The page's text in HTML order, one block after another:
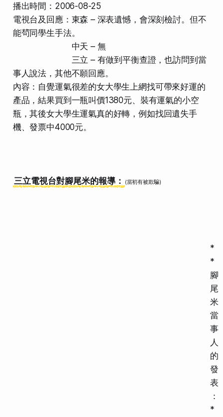
播出時間：2006-08-25
電視台及回應：東森 – 深表遺憾，會深刻檢討。但不
能茍同學生手法。
中天 – 無
三立 – 有做到平衡查證，也訪問到當
事人說法，其他不願回應。
內容：自覺運氣很差的女大學生上網找可帶來好運的
產品，結果買到一瓶叫價1380元、裝有運氣的小空
瓶，其後女大學生運氣真的好轉，例如找回遺失手
機、發票中4000元。
三立電視台對腳尾米的報導： (當初有被欺騙)
*
*
腳
尾
米
當
事
人
的
發
表
：
*